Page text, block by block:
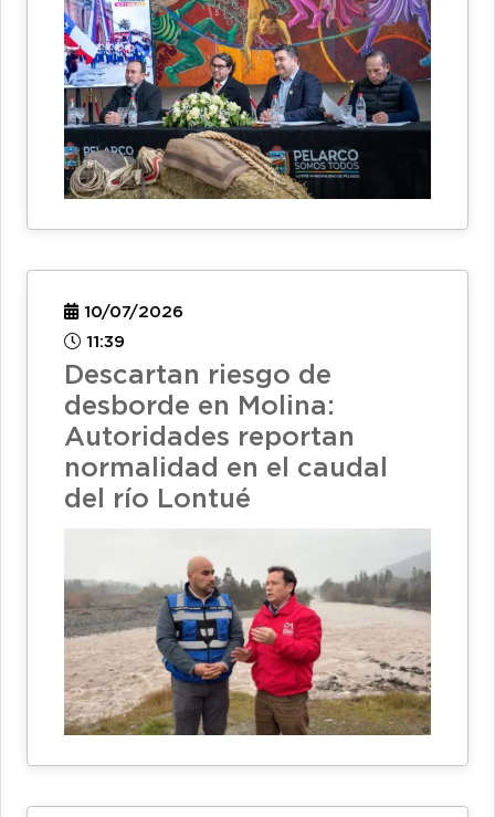
10/07/2026
11:39
Descartan riesgo de
desborde en Molina:
Autoridades reportan
normalidad en el caudal
del río Lontué